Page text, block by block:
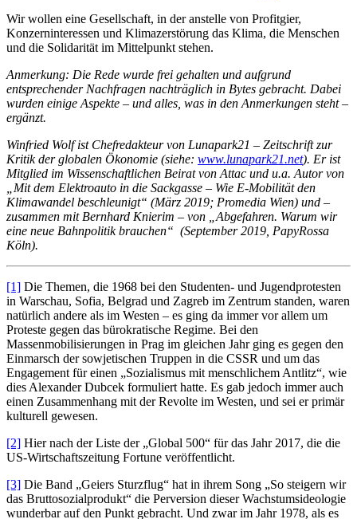
Wir wollen eine Gesellschaft, in der anstelle von Profitgier,
Konzerninteressen und Klimazerstörung das Klima, die Menschen
und die Solidarität im Mittelpunkt stehen.
Anmerkung: Die Rede wurde frei gehalten und aufgrund
entsprechender Nachfragen nachträglich in Bytes gebracht. Dabei
wurden einige Aspekte – und alles, was in den Anmerkungen steht –
ergänzt.
Winfried Wolf ist Chefredakteur von Lunapark21 – Zeitschrift zur
Kritik der globalen Ökonomie (siehe: www.lunapark21.net). Er ist
Mitglied im Wissenschaftlichen Beirat von Attac und u.a. Autor von
„Mit dem Elektroauto in die Sackgasse – Wie E-Mobilität den
Klimawandel beschleunigt“ (März 2019; Promedia Wien) und –
zusammen mit Bernhard Knierim – von „Abgefahren. Warum wir
eine neue Bahnpolitik brauchen“ (September 2019, PapyRossa
Köln).
[1] Die Themen, die 1968 bei den Studenten- und Jugendprotesten
in Warschau, Sofia, Belgrad und Zagreb im Zentrum standen, waren
natürlich andere als im Westen – es ging da immer vor allem um
Proteste gegen das bürokratische Regime. Bei den
Massenmobilisierungen in Prag im gleichen Jahr ging es gegen den
Einmarsch der sowjetischen Truppen in die CSSR und um das
Engagement für einen „Sozialismus mit menschlichem Antlitz“, wie
dies Alexander Dubcek formuliert hatte. Es gab jedoch immer auch
einen Zusammenhang mit der Revolte im Westen, und sei er primär
kulturell gewesen.
[2] Hier nach der Liste der „Global 500“ für das Jahr 2017, die die
US-Wirtschaftszeitung Fortune veröffentlicht.
[3] Die Band „Geiers Sturzflug“ hat in ihrem Song „So steigern wir
das Bruttosozialprodukt“ die Perversion dieser Wachstumsideologie
wunderbar auf den Punkt gebracht. Und zwar im Jahr 1978, als es